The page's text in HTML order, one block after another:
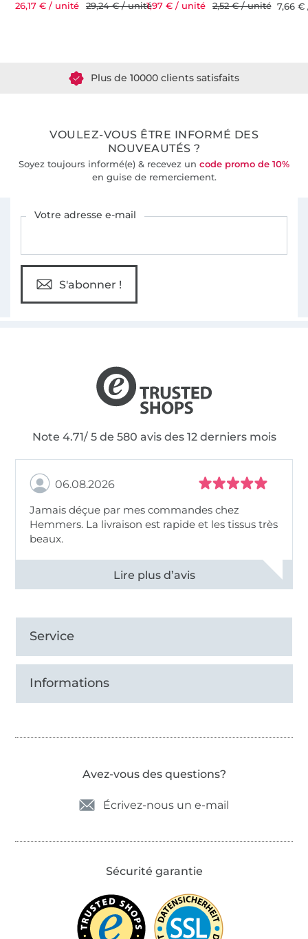
26,17 € / unité 29,24 € / unité1,97 € / unité 2,52 € / unité 7,66
Plus de 10000 clients satisfaits
VOULEZ-VOUS ÊTRE INFORMÉ DES
NOUVEAUTÉS ?
Soyez toujours informé(e) & recevez un code promo de 10%
en guise de remerciement.
Votre adresse e-mail
S'abonner !
Note 4.71/ 5 de 580 avis des 12 derniers mois
06.08.2026
Jamais déçue par mes commandes chez
Hemmers. La livraison est rapide et les tissus très
beaux.
Voir tous les 11496 commentaires
Service
Informations
Avez-vous des questions?
Écrivez-nous un e-mail
Sécurité garantie